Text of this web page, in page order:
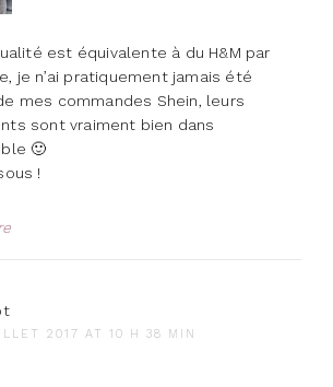
est équivalente à du H&M par
je n’ai pratiquement jamais été
mes commandes Shein, leurs
sont vraiment bien dans
🙂
!
2017 AT 10 H 38 MIN